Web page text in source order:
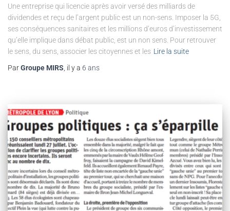
Une entreprise qui licencie après avoir versé des milliards de
dividendes et reçu de l’argent public est un non-sens. Imposer la 5G,
ses conséquences sanitaires et les millions d’euros d’investissement
qu’elle implique dans débat public, est un non sens. Pour retrouver
le sens, du sens, associer les citoyennes et les Lire la suite
ParGroupe MIRS , il y a 6 ans